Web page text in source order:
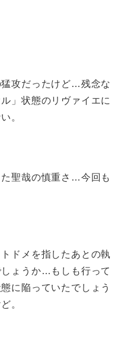
攻だったけど…残念な
」状態のリヴァイエに
。
聖哉の慎重さ…今回も
ドメを指したあとの執
ょうか…もしも行って
に陥っていたでしょう
。